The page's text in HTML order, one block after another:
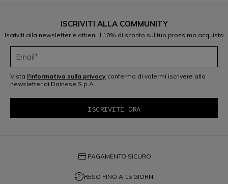
ISCRIVITI ALLA COMMUNITY
Iscriviti alla newsletter e ottieni il 10% di sconto sul tuo prossimo acquisto
Vista l'informativa sulla privacy confermo di volermi iscrivere alla
newsletter di Dainese S.p.A.
credit_card PAGAMENTO SICURO
question_exchangeRESO FINO A 15 GIORNI